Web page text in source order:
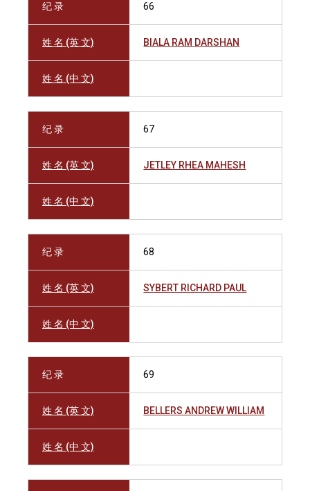
纪 录 66
姓 名 (英 文) BIALA RAM DARSHAN
姓 名 (中 文)
纪 录 67
姓 名 (英 文) JETLEY RHEA MAHESH
姓 名 (中 文)
纪 录 68
姓 名 (英 文) SYBERT RICHARD PAUL
姓 名 (中 文)
纪 录 69
姓 名 (英 文) BELLERS ANDREW WILLIAM
姓 名 (中 文)